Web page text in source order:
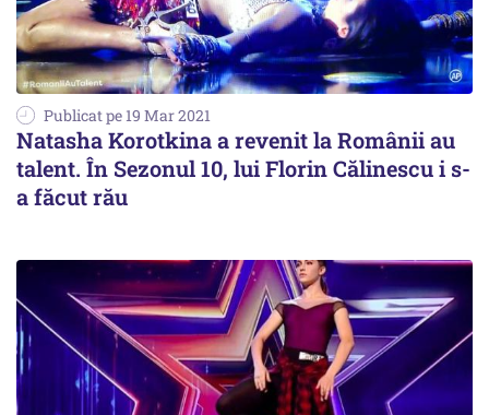
Publicat pe 19 Mar 2021
Natasha Korotkina a revenit la Românii au
talent. În Sezonul 10, lui Florin Călinescu i s-
a făcut rău